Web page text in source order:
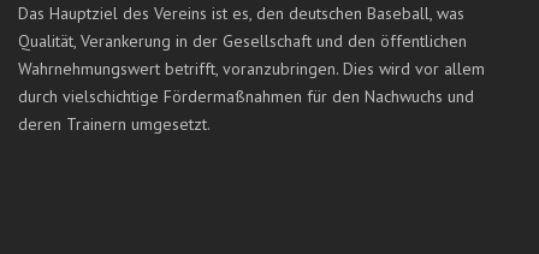
Das Hauptziel des Vereins ist es, den deutschen Baseball, was
Qualität, Verankerung in der Gesellschaft und den öffentlichen
Wahrnehmungswert betrifft, voranzubringen. Dies wird vor allem
durch vielschichtige Fördermaßnahmen für den Nachwuchs und
deren Trainern umgesetzt.